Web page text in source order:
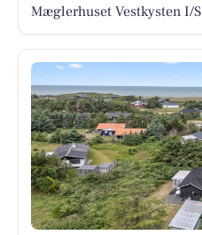
Mæglerhuset Vestkysten I/S